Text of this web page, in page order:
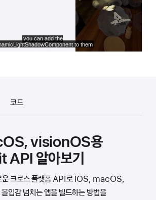
코드
visionOS용
알아보기
크로스 플랫폼 API로 iOS, macOS,
감 넘치는 앱을 빌드하는 방법을